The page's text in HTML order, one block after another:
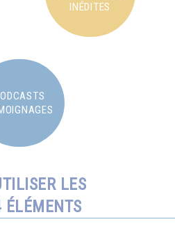
INÉDITES
LES
ÉLÉMENTS